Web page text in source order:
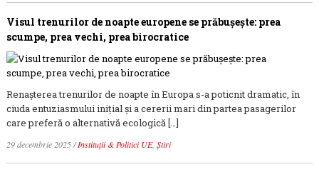
Visul trenurilor de noapte europene se prăbușește: prea
scumpe, prea vechi, prea birocratice
Renașterea trenurilor de noapte în Europa s-a poticnit dramatic, în
ciuda entuziasmului inițial și a cererii mari din partea pasagerilor
care preferă o alternativă ecologică […]
29 decembrie 2025/Instituții & Politici UE, Știri